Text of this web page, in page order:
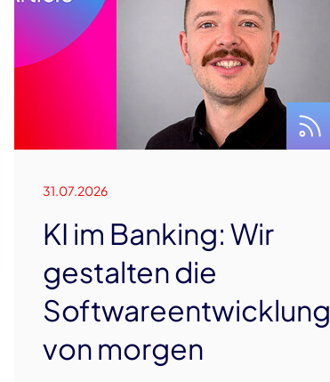
31.07.2026
KI im Banking: Wir
gestalten die
Softwareentwicklung
von morgen